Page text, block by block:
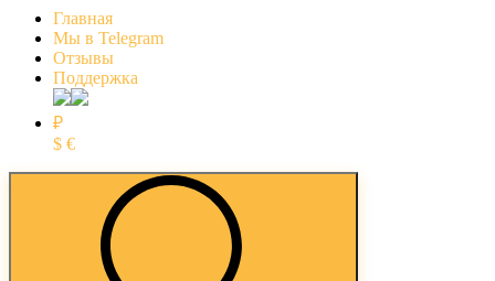
Главная
Мы в Telegram
Отзывы
Поддержка
₽
$ €